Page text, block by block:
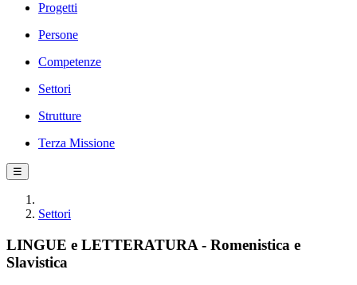
Progetti
Persone
Competenze
Settori
Strutture
Terza Missione
☰
Settori
LINGUE e LETTERATURA - Romenistica e
Slavistica